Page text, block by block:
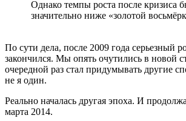
Однако темпы роста после кризиса
значительно ниже «золотой
По сути дела, после 2009 года серьезный
закончился. Мы опять очутились в новой
очередной раз стал придумывать другие
не я один.
Реально началась другая эпоха. И
марта 2014.